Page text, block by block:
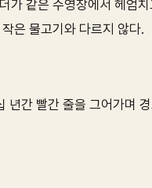
가 같은 수영장에서 헤엄
은 물고기와 다르지 않다.
간 빨간 줄을 그어가며